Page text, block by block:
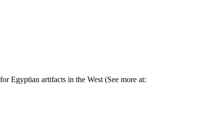
Egyptian artifacts in the West (See more at: